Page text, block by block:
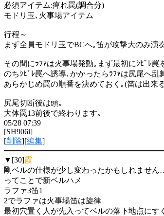
必須アイテム:痺れ罠(調合分)
モドリ玉､火事場アイテム
行程～
まず全員モドリ玉でBCへ｡笛が攻撃大のみ
その間にﾗﾌｧは火事場発動｡まず最初にｼﾋﾞﾚ
のちｼﾋﾞﾚ罠へ誘導､かかったらﾗﾌｧは尻尾へ
あらかじめ罠の順番を決めておく｡(笛は出来
尻尾切断後は頭｡
大体罠13前後で終わります｡
05/28 07:39
[SH906i]
[削除][編集]
▼[30]霞
剛ベルの仕様が少し変わったかもしれません
ってことで新ベルハメ
ラファ3笛1
2でラファは火事場笛は旋律
最初穴置く人が先入ってベルの落下地点にす